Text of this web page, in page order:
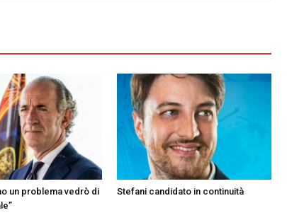
un problema vedrò di
Stefani candidato in continuità